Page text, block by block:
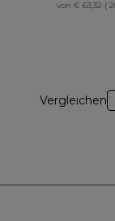
von € 63,32 (
Vergleichen